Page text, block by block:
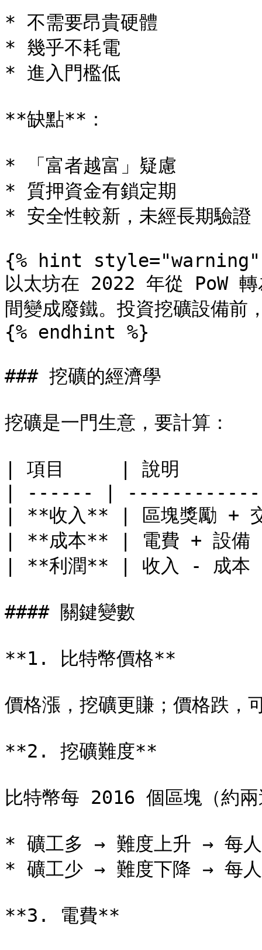
* 不需要昂貴硬體
* 幾乎不耗電
* 進入門檻低
**缺點**：
* 「富者越富」疑慮
* 質押資金有鎖定期
* 安全性較新，未經長期驗證
{% hint style="warning"
以太坊在 2022 年從 PoW 轉
間變成廢鐵。投資挖礦設備前
{% endhint %}
### 挖礦的經濟學
挖礦是一門生意，要計算：
| 項目     | 說明
| ------ |
| **收入** | 區塊獎勵 +
| **成本** | 電費 + 設備
| **利潤** | 收入 -
#### 關鍵變數
**1. 比特幣價格**
價格漲，挖礦更賺；價格跌，
**2. 挖礦難度**
比特幣每 2016 個區塊（約兩
* 礦工多 → 難度上升 → 每人
* 礦工少 → 難度下降 → 每人
**3. 電費**